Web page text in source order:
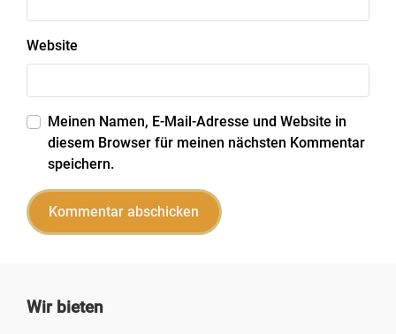
Website
Meinen Namen, E-Mail-Adresse und Website in
diesem Browser für meinen nächsten Kommentar
speichern.
Wir bieten